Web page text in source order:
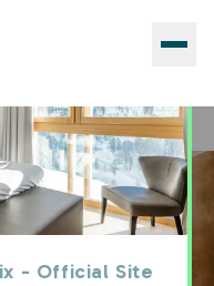
- Official Site